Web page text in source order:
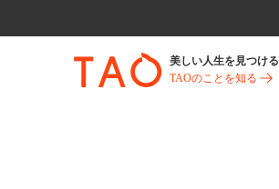
美しい人生を見つける
TAOのことを知る